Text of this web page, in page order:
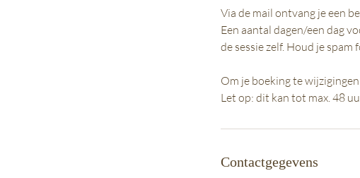
Via de mail ontvang je een
Een aantal dagen/een dag
de sessie zelf. Houd je
Om je boeking te
Contactgegevens